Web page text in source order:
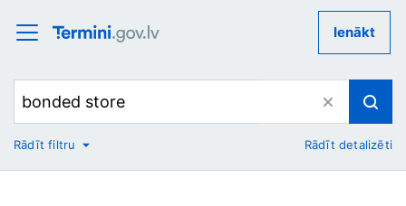
Ienākt
No
Rādīt filtru Rādīt detalizēti